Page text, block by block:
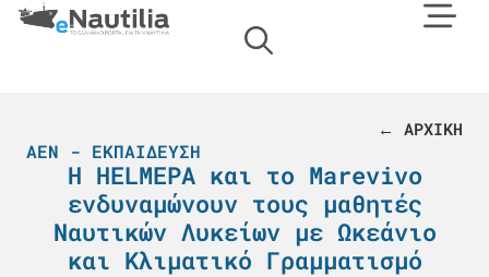
← ΑΡΧΙΚΗ
ΑΕΝ - ΕΚΠΑΊΔΕΥΣΗ
Η HELMEPA και το Marevivo
ενδυναμώνουν τους μαθητές
Ναυτικών Λυκείων με Ωκεάνιο
και Κλιματικό Γραμματισμό